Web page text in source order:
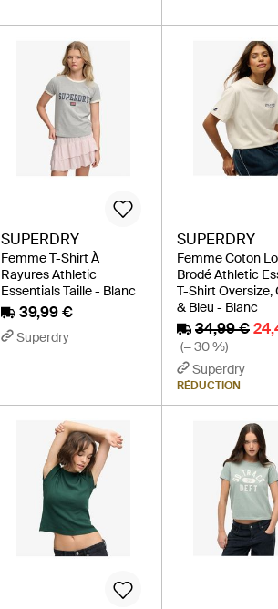
SUPERDRY
Femme T-Shirt À
Rayures Athletic
Essentials Taille - Blanc
39,99 €
Superdry
SUPERDRY
Femme Coton
Brodé Athletic
T-Shirt Oversize,
& Bleu - Blanc
34,99 €
(− 30 %)
Superdry
RÉDUCTION